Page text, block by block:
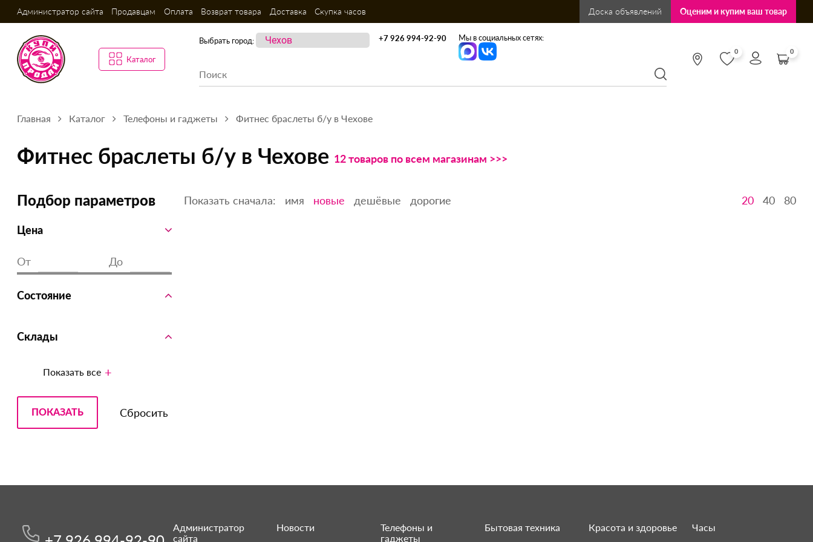
Администратор сайта Продавцам Оплата Возврат товара Доставка Скупка часов Доска объявлений Оценим и купим ваш товар
Каталог
Выбрать город: +7 926 994-92-90 Мы в социальных сетях:
0 0
Главная Каталог Телефоны и гаджеты Фитнес браслеты б/у в Чехове
Фитнес браслеты б/у в Чехове 12 товаров по всем магазинам >>>
Подбор параметров
Цена
От До
Состояние
Склады
Показать все
Показать сначала: имя новые дешёвые дорогие 20 40 80
Администратор
сайта
Новости
Телефоны и
гаджеты
Бытовая техника Красота и здоровье Часы